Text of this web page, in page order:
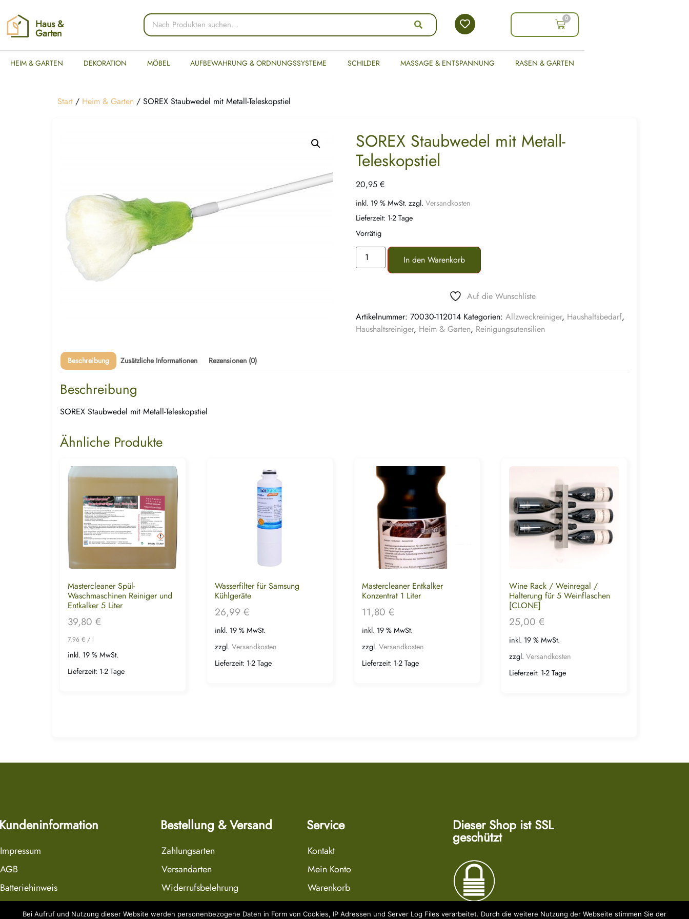
Haus &
Garten
0
HEIM & GARTEN DEKORATION MÖBEL AUFBEWAHRUNG & ORDNUNGSSYSTEME SCHILDER MASSAGE & ENTSPANNUNG RASEN & GARTEN
Start / Heim & Garten / SOREX Staubwedel mit Metall-Teleskopstiel
SOREX Staubwedel mit Metall-
Teleskopstiel
20,95€
inkl. 19 % MwSt. zzgl.Versandkosten
Lieferzeit: 1-2 Tage
Vorrätig
In den Warenkorb
Auf die Wunschliste
Artikelnummer:70030-112014 Kategorien:Allzweckreiniger, Haushaltsbedarf,
Haushaltsreiniger, Heim & Garten, Reinigungsutensilien
Beschreibung Zusätzliche Informationen Rezensionen (0)
Beschreibung
SOREX Staubwedel mit Metall-Teleskopstiel
Ähnliche Produkte
Mastercleaner Spül-
Waschmaschinen Reiniger und
Entkalker 5 Liter
39,80 €
7,96 € / l
inkl. 19 % MwSt.
Lieferzeit: 1-2 Tage
Wasserfilter für Samsung
Kühlgeräte
26,99 €
inkl. 19 % MwSt.
zzgl. Versandkosten
Lieferzeit: 1-2 Tage
Mastercleaner Entkalker
Konzentrat 1 Liter
11,80 €
inkl. 19 % MwSt.
zzgl. Versandkosten
Lieferzeit: 1-2 Tage
Wine Rack / Weinregal /
Halterung für 5 Weinflaschen
[CLONE]
25,00 €
inkl. 19 % MwSt.
zzgl. Versandkosten
Lieferzeit: 1-2 Tage
Impressum
AGB
Batteriehinweis
Bestellung & Versand
Zahlungsarten
Versandarten
Widerrufsbelehrung
Service
Kontakt
Mein Konto
Warenkorb
Dieser Shop ist SSL
geschützt
Bei Aufruf und Nutzung dieser Website werden personenbezogene Daten in Form von Cookies, IP Adressen und Server Log Files verarbeitet. Durch die weitere Nutzung der Webseite stimmen Sie der